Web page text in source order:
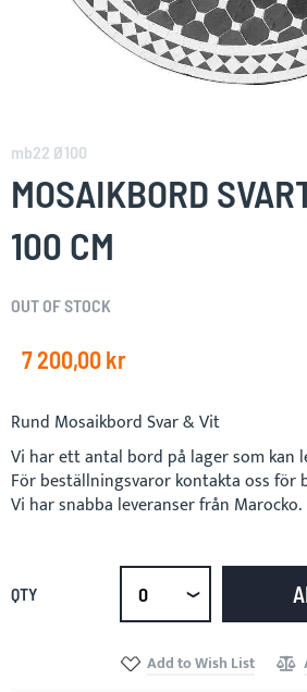
to
the
beginning
of
the
images
mb22 Ø100
MOSAIKBORD
100 CM
OUT OF STOCK
7 200,00 kr
Rund Mosaikbord Svar & Vit
Vi har ett antal bord på lager som kan
För beställningsvaror kontakta oss för
Vi har snabba leveranser från Marocko.
QTY
Add to Wish List